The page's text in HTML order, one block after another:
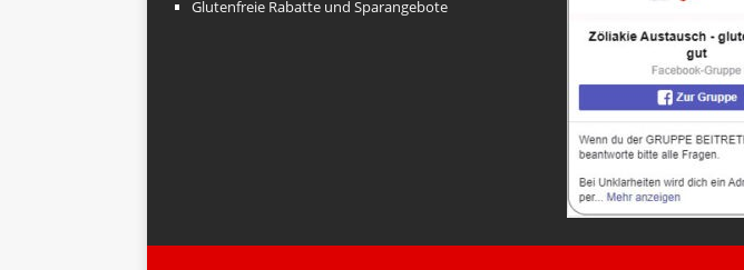
Glutenfreie Rabatte und Sparangebote